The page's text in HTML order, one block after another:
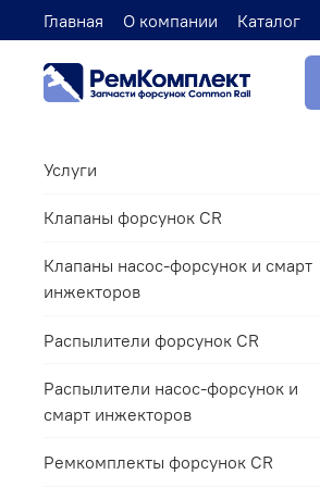
Главная О компании Каталог
Услуги
Клапаны форсунок CR
Клапаны насос-форсунок и смарт
инжекторов
Распылители форсунок CR
Распылители насос-форсунок и
смарт инжекторов
Ремкомплекты форсунок CR